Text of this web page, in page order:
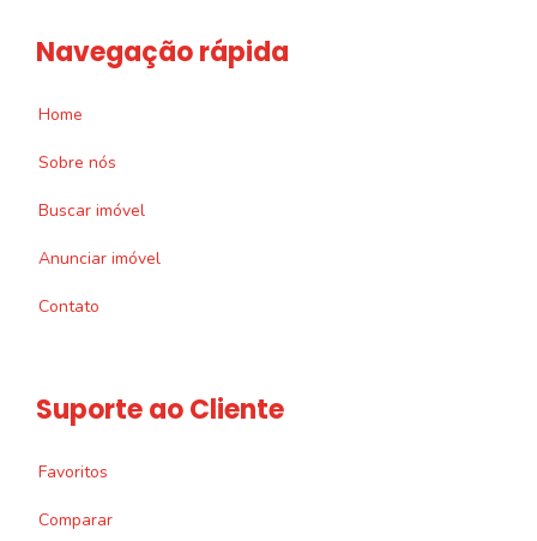
Navegação rápida
Home
Sobre nós
Buscar imóvel
Anunciar imóvel
Contato
Suporte ao Cliente
Favoritos
Comparar